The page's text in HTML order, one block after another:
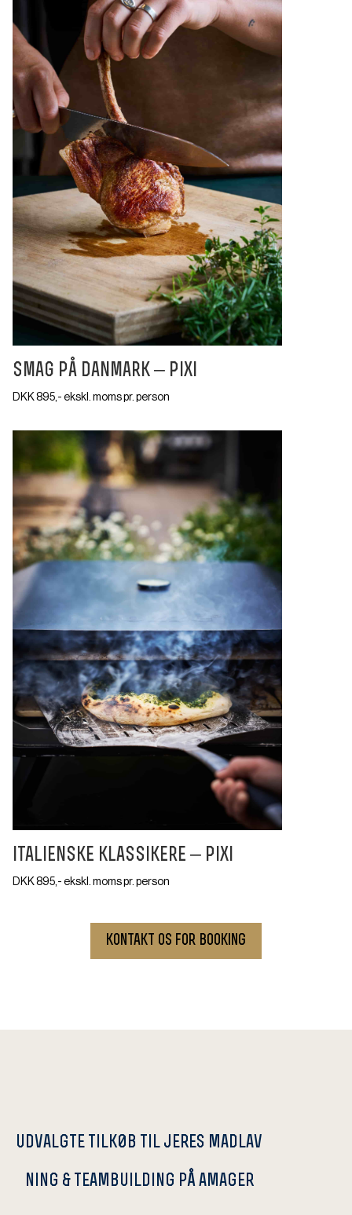
smag på danmark – pixi
DKK 895,- ekskl. moms pr. person
italienske klassikere – pixi
DKK 895,- ekskl. moms pr. person
kontakt os for booking
udvalgte tilk0b til jeres madlav
ning & teambuilding på amager